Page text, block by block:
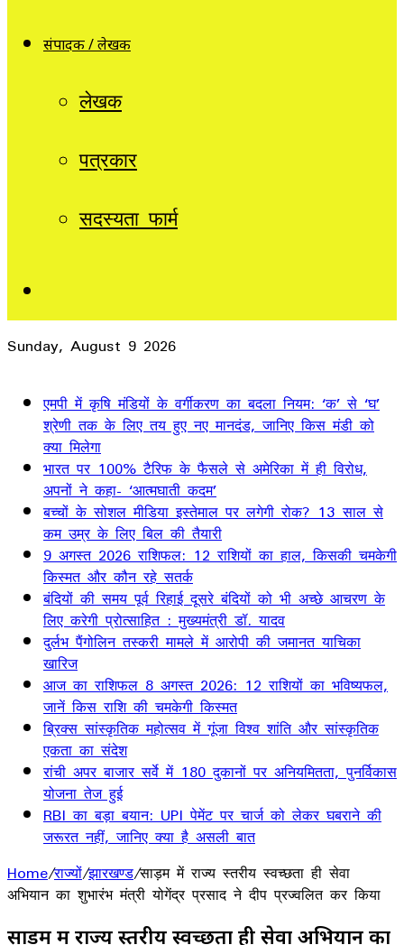
संपादक / लेखक
लेखक
पत्रकार
सदस्यता फार्म
Sunday, August 9 2026
एमपी में कृषि मंडियों के वर्गीकरण का बदला नियम: ‘क’ से ‘घ’
श्रेणी तक के लिए तय हुए नए मानदंड, जानिए किस मंडी को
क्या मिलेगा
भारत पर 100% टैरिफ के फैसले से अमेरिका में ही विरोध,
अपनों ने कहा- ‘आत्मघाती कदम’
बच्चों के सोशल मीडिया इस्तेमाल पर लगेगी रोक? 13 साल से
कम उम्र के लिए बिल की तैयारी
9 अगस्त 2026 राशिफल: 12 राशियों का हाल, किसकी चमकेगी
किस्मत और कौन रहे सतर्क
बंदियों की समय पूर्व रिहाई दूसरे बंदियों को भी अच्छे आचरण के
लिए करेगी प्रोत्साहित : मुख्यमंत्री डॉ. यादव
दुर्लभ पैंगोलिन तस्करी मामले में आरोपी की जमानत याचिका
खारिज
आज का राशिफल 8 अगस्त 2026: 12 राशियों का भविष्यफल,
जानें किस राशि की चमकेगी किस्मत
ब्रिक्स सांस्कृतिक महोत्सव में गूंजा विश्व शांति और सांस्कृतिक
एकता का संदेश
रांची अपर बाजार सर्वे में 180 दुकानों पर अनियमितता, पुनर्विकास
योजना तेज हुई
RBI का बड़ा बयान: UPI पेमेंट पर चार्ज को लेकर घबराने की
जरूरत नहीं, जानिए क्या है असली बात
Home/राज्यों/झारखण्ड/साड़म में राज्य स्तरीय स्वच्छता ही सेवा
अभियान का शुभारंभ मंत्री योगेंद्र प्रसाद ने दीप प्रज्वलित कर किया
साड़म में राज्य स्तरीय स्वच्छता ही सेवा अभियान का